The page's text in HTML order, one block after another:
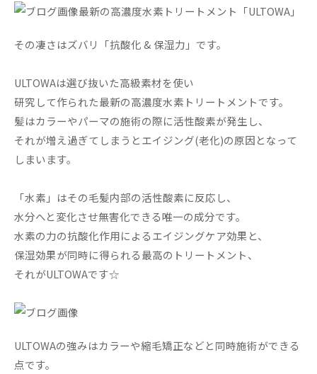
最新の高濃度水素トリートメント「ULTOWA」
その凄さはズバリ「抗酸化 & 保湿力」です。
ULTOWAは選び抜いた高級素材を使い
研究して作られた最新の高濃度水素トリートメントです。
髪はカラーやパーマの施術の際に活性酸素が発生し、
それが増え過ぎてしまうとエイジング(老化)の原因となって
しまいます。
「水素」はその毛髪内部の活性酸素に反応し、
水分へと変化させ無害化できる唯一の成分です。
水素の力の抗酸化作用によるエイジングケア効果と、
保湿効果が同時に得られる最高のトリートメント、
それがULTOWAです☆
ULTOWAの強みはカラーや縮毛矯正などと同時施術ができる
点です。